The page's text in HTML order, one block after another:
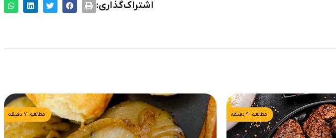
اشتراک‌گذاری:
مطالعه: ۹ دقیقه مطالعه: ۷ دقیقه